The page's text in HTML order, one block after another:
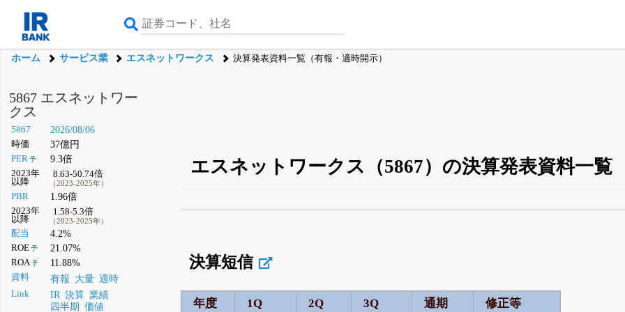
ホーム サービス業 エスネットワークス 決算発表資料一覧（有報・適時開示）
5867 エスネットワー
クス
5867 2026/08/06
時価 37億円
PER予 9.3倍
2023年
以降
8.63-50.74倍
（2023-2025年）
PBR 1.96倍
2023年
以降
1.58-5.3倍
（2023-2025年）
配当 4.2%
ROE予 21.07%
ROA予 11.88%
資料 有報 大量 適時
Link IR 決算 業績
四半期
価値
エスネットワークス（5867）の決算発表資料一覧
登録すると永久30%OFFと米株版の先行利用も付きます
決算短信
年度 1Q 2Q 3Q 通期 修正等